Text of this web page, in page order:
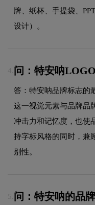
牌、纸杯、手提袋、
设计）。
4. 问：特安呐
答：特安呐品牌标志的
这一视觉元素与品牌品
冲击力和记忆度，也使
持字标风格的同时，兼
别性。
5. 问：特安呐的品